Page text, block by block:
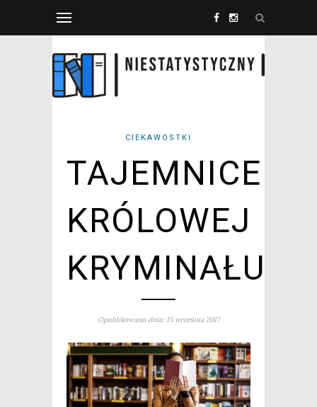
CIEKAWOSTKI
TAJEMNICE
KRÓLOWEJ
KRYMINAŁU
Opublikowano dnia: 15 września 2017